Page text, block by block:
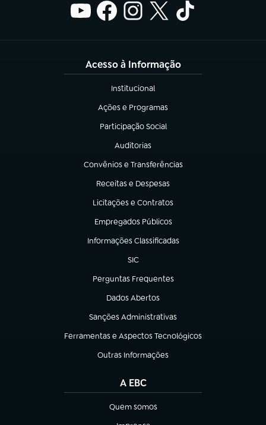
Acesso à Informação
Institucional
(abre em nova aba)
Ações e Programas
(abre em nova aba)
Participação Social
(abre em nova aba)
Auditorias
(abre em nova aba)
Convênios e Transferências
(abre em nova aba)
Receitas e Despesas
(abre em nova aba)
Licitações e Contratos
(abre em nova aba)
Empregados Públicos
(abre em nova aba)
Informações Classificadas
(abre em nova aba)
SIC
(abre em nova aba)
Perguntas Frequentes
(abre em nova aba)
Dados Abertos
(abre em nova aba)
Sanções Administrativas
(abre em nova aba)
Ferramentas e Aspectos Tecnológicos
(abre em nova aba)
Outras Informações
(abre em nova aba)
A EBC
Quem somos
(abre em nova aba)